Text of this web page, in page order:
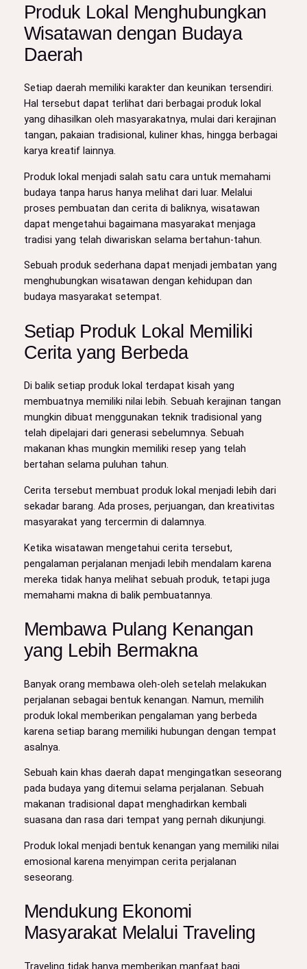
Produk Lokal Menghubungkan
Wisatawan dengan Budaya
Daerah
Setiap daerah memiliki karakter dan keunikan tersendiri.
Hal tersebut dapat terlihat dari berbagai produk lokal
yang dihasilkan oleh masyarakatnya, mulai dari kerajinan
tangan, pakaian tradisional, kuliner khas, hingga berbagai
karya kreatif lainnya.
Produk lokal menjadi salah satu cara untuk memahami
budaya tanpa harus hanya melihat dari luar. Melalui
proses pembuatan dan cerita di baliknya, wisatawan
dapat mengetahui bagaimana masyarakat menjaga
tradisi yang telah diwariskan selama bertahun-tahun.
Sebuah produk sederhana dapat menjadi jembatan yang
menghubungkan wisatawan dengan kehidupan dan
budaya masyarakat setempat.
Setiap Produk Lokal Memiliki
Cerita yang Berbeda
Di balik setiap produk lokal terdapat kisah yang
membuatnya memiliki nilai lebih. Sebuah kerajinan tangan
mungkin dibuat menggunakan teknik tradisional yang
telah dipelajari dari generasi sebelumnya. Sebuah
makanan khas mungkin memiliki resep yang telah
bertahan selama puluhan tahun.
Cerita tersebut membuat produk lokal menjadi lebih dari
sekadar barang. Ada proses, perjuangan, dan kreativitas
masyarakat yang tercermin di dalamnya.
Ketika wisatawan mengetahui cerita tersebut,
pengalaman perjalanan menjadi lebih mendalam karena
mereka tidak hanya melihat sebuah produk, tetapi juga
memahami makna di balik pembuatannya.
Membawa Pulang Kenangan
yang Lebih Bermakna
Banyak orang membawa oleh-oleh setelah melakukan
perjalanan sebagai bentuk kenangan. Namun, memilih
produk lokal memberikan pengalaman yang berbeda
karena setiap barang memiliki hubungan dengan tempat
asalnya.
Sebuah kain khas daerah dapat mengingatkan seseorang
pada budaya yang ditemui selama perjalanan. Sebuah
makanan tradisional dapat menghadirkan kembali
suasana dan rasa dari tempat yang pernah dikunjungi.
Produk lokal menjadi bentuk kenangan yang memiliki nilai
emosional karena menyimpan cerita perjalanan
seseorang.
Mendukung Ekonomi
Masyarakat Melalui Traveling
Traveling tidak hanya memberikan manfaat bagi